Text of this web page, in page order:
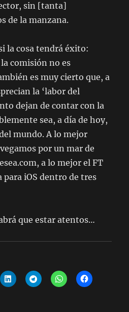
sin [tanta]
de la manzana.
la cosa tendrá éxito:
comisión no es
es muy cierto que, a
la ‘labor del
dejan de contar con la
sea, a día de hoy,
mundo. A lo mejor
por un mar de
a lo mejor el FT
para iOS dentro de tres
que estar atentos…